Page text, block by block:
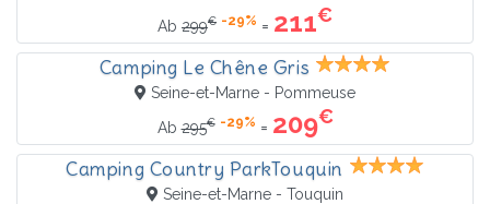
Ab 299€ -29% = 211€
Camping Le Chêne Gris
Seine-et-Marne - Pommeuse
Ab295€ -29% = 209€
Camping Country ParkTouquin
Seine-et-Marne - Touquin